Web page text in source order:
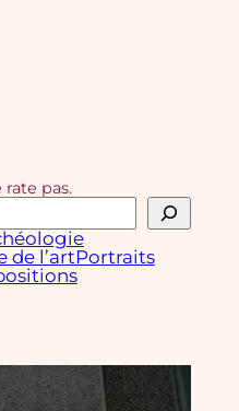
rate pas.
de l’artPortraits